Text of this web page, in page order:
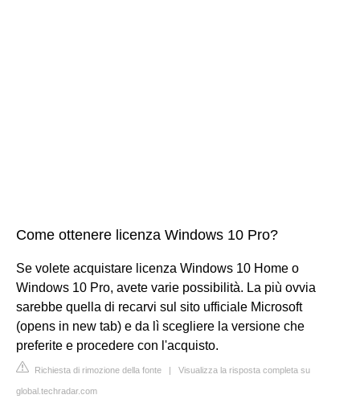
Come ottenere licenza Windows 10 Pro?
Se volete acquistare licenza Windows 10 Home o
Windows 10 Pro, avete varie possibilità. La più ovvia
sarebbe quella di recarvi sul sito ufficiale Microsoft
(opens in new tab) e da lì scegliere la versione che
preferite e procedere con l'acquisto.
Richiesta di rimozione della fonte | Visualizza la risposta completa su
global.techradar.com